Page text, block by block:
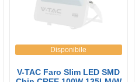
Disponibile
V-TAC Faro Slim LED SMD